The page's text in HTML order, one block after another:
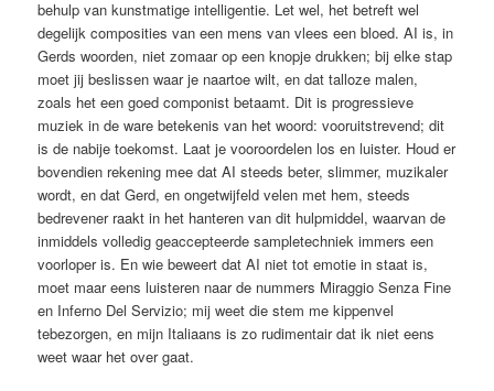
behulp van kunstmatige intelligentie. Let wel, het betreft wel
degelijk composities van een mens van vlees een bloed. AI is, in
Gerds woorden, niet zomaar op een knopje drukken; bij elke stap
moet jij beslissen waar je naartoe wilt, en dat talloze malen,
zoals het een goed componist betaamt. Dit is progressieve
muziek in de ware betekenis van het woord: vooruitstrevend; dit
is de nabije toekomst. Laat je vooroordelen los en luister. Houd er
bovendien rekening mee dat AI steeds beter, slimmer, muzikaler
wordt, en dat Gerd, en ongetwijfeld velen met hem, steeds
bedrevener raakt in het hanteren van dit hulpmiddel, waarvan de
inmiddels volledig geaccepteerde sampletechniek immers een
voorloper is. En wie beweert dat AI niet tot emotie in staat is,
moet maar eens luisteren naar de nummers Miraggio Senza Fine
en Inferno Del Servizio; mij weet die stem me kippenvel
tebezorgen, en mijn Italiaans is zo rudimentair dat ik niet eens
weet waar het over gaat.